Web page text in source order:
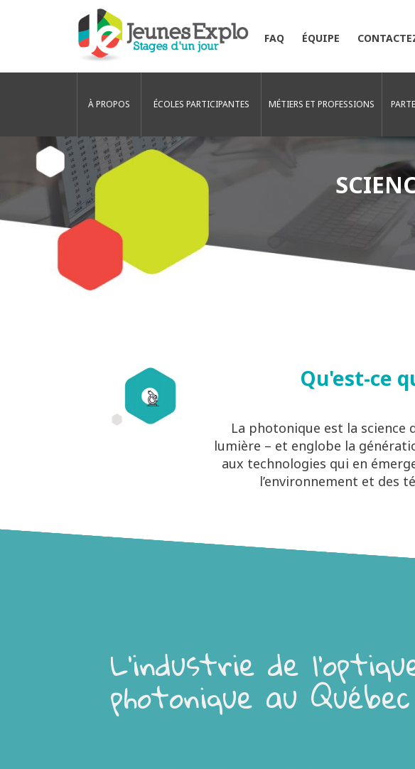
FAQ ÉQUIPE
À PROPOS ÉCOLES PARTICIPANTES MÉTIERS ET PROFESSIONS
Qu'est-ce
La photonique est la science
lumière – et englobe la
aux technologies qui en
l’environnement et des
L’industrie de
photonique au Québec